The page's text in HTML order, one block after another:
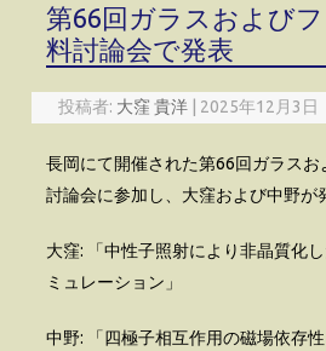
第66回ガラスおよび
料討論会で発表
投稿者: 大窪 貴洋 2025年12月3日
長岡にて開催された第66回ガラス
討論会に参加し、大窪および中野が
大窪: 「中性子照射により非晶質化
ミュレーション」
中野: 「四極子相互作用の磁場依存